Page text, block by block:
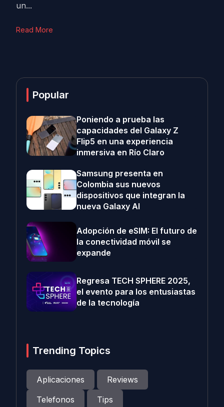
un...
Read More
Popular
Poniendo a prueba las
capacidades del Galaxy Z
Flip5 en una experiencia
inmersiva en Río Claro
Samsung presenta en
Colombia sus nuevos
dispositivos que integran la
nueva Galaxy AI
Adopción de eSIM: El futuro de
la conectividad móvil se
expande
Regresa TECH SPHERE 2025,
el evento para los entusiastas
de la tecnología
Trending Topics
Aplicaciones
Reviews
Telefonos
Tips